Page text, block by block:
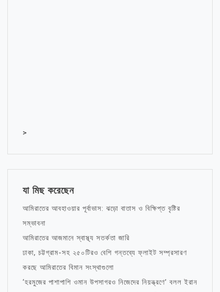
>
যা মিছ করেছেন
আমিরাতের আবহাওয়ার পূর্বাভাস: ঝড়ো বাতাস ও বিক্ষিপ্ত বৃষ্টির
সম্ভাবনা
আমিরাতের আজমানে স্বাস্থ্য সতর্কতা জারি
ঢাকা, চট্টগ্রাম-সহ ২৫০টিরও বেশি গন্তব্যে ফ্লাইট সম্প্রসারণ
করছে আমিরাতের বিমান সংস্থাগুলো
‘হরমুজের পাশাপাশি ওমান উপসাগরও নিজেদের নিয়ন্ত্রণে’ বলল ইরান